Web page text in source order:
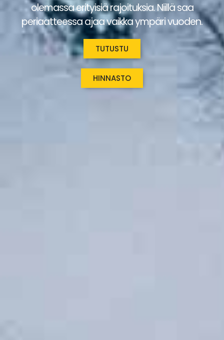
olemassa erityisiä rajoituksia. Niillä saa
periaatteessa ajaa vaikka ympäri vuoden.
TUTUSTU
HINNASTO